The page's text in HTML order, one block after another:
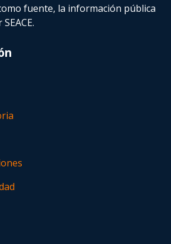
fuente, la información pública